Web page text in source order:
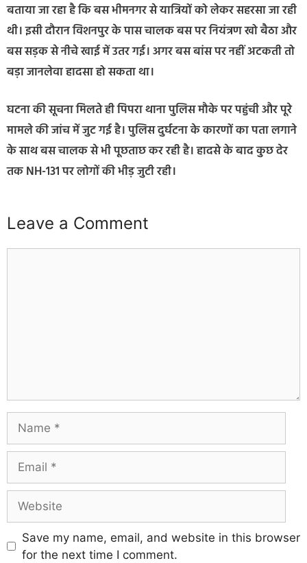
बताया जा रहा है कि बस भीमनगर से यात्रियों को लेकर सहरसा जा रही
थी। इसी दौरान विशनपुर के पास चालक बस पर नियंत्रण खो बैठा और
बस सड़क से नीचे खाई में उतर गई। अगर बस बांस पर नहीं अटकती तो
बड़ा जानलेवा हादसा हो सकता था।
घटना की सूचना मिलते ही पिपरा थाना पुलिस मौके पर पहुंची और पूरे
मामले की जांच में जुट गई है। पुलिस दुर्घटना के कारणों का पता लगाने
के साथ बस चालक से भी पूछताछ कर रही है। हादसे के बाद कुछ देर
तक NH-131 पर लोगों की भीड़ जुटी रही।
Leave a Comment
Save my name, email, and website in this browser
for the next time I comment.